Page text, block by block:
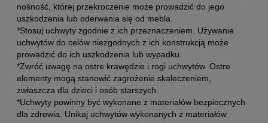
nośność, której przekroczenie może prowadzić do jego
uszkodzenia lub oderwania się od mebla.
*Stosuj uchwyty zgodnie z ich przeznaczeniem. Używanie
uchwytów do celów niezgodnych z ich konstrukcją może
prowadzić do ich uszkodzenia lub wypadku.
*Zwróć uwagę na ostre krawędzie i rogi uchwytów. Ostre
elementy mogą stanowić zagrożenie skaleczeniem,
zwłaszcza dla dzieci i osób starszych.
*Uchwyty powinny być wykonane z materiałów bezpiecznych
dla zdrowia. Unikaj uchwytów wykonanych z materiałów